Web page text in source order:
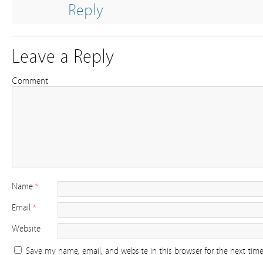
Reply
Leave a Reply
Comment
Name *
Email *
Website
Save my name, email, and website in this browser for the next